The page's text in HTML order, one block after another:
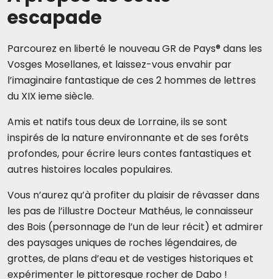
escapade
Parcourez en liberté le nouveau GR de Pays® dans les
Vosges Mosellanes, et laissez-vous envahir par
l’imaginaire fantastique de ces 2 hommes de lettres
du XIX ieme siècle.
Amis et natifs tous deux de Lorraine, ils se sont
inspirés de la nature environnante et de ses forêts
profondes, pour écrire leurs contes fantastiques et
autres histoires locales populaires.
Vous n’aurez qu’à profiter du plaisir de rêvasser dans
les pas de l’illustre Docteur Mathéus, le connaisseur
des Bois (personnage de l’un de leur récit) et admirer
des paysages uniques de roches légendaires, de
grottes, de plans d’eau et de vestiges historiques et
expérimenter le pittoresque rocher de Dabo !